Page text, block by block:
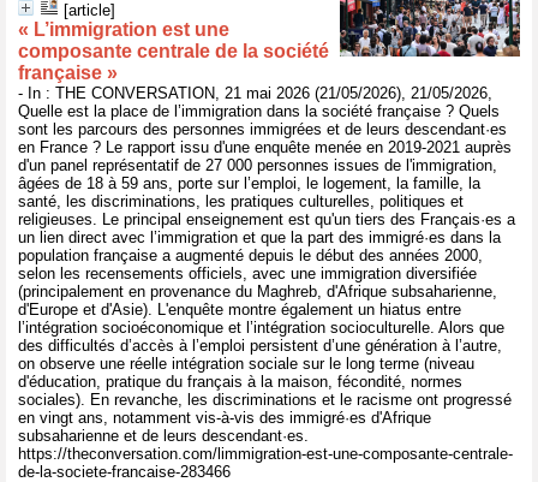
[article]
« L’immigration est une
composante centrale de la société
française »
- In : THE CONVERSATION, 21 mai 2026 (21/05/2026), 21/05/2026,
Quelle est la place de l’immigration dans la société française ? Quels
sont les parcours des personnes immigrées et de leurs descendant·es
en France ? Le rapport issu d'une enquête menée en 2019-2021 auprès
d'un panel représentatif de 27 000 personnes issues de l'immigration,
âgées de 18 à 59 ans, porte sur l’emploi, le logement, la famille, la
santé, les discriminations, les pratiques culturelles, politiques et
religieuses. Le principal enseignement est qu'un tiers des Français·es a
un lien direct avec l’immigration et que la part des immigré·es dans la
population française a augmenté depuis le début des années 2000,
selon les recensements officiels, avec une immigration diversifiée
(principalement en provenance du Maghreb, d'Afrique subsaharienne,
d'Europe et d'Asie). L'enquête montre également un hiatus entre
l’intégration socioéconomique et l’intégration socioculturelle. Alors que
des difficultés d’accès à l’emploi persistent d’une génération à l’autre,
on observe une réelle intégration sociale sur le long terme (niveau
d'éducation, pratique du français à la maison, fécondité, normes
sociales). En revanche, les discriminations et le racisme ont progressé
en vingt ans, notamment vis-à-vis des immigré·es d'Afrique
subsaharienne et de leurs descendant·es.
https://theconversation.com/limmigration-est-une-composante-centrale-
de-la-societe-francaise-283466